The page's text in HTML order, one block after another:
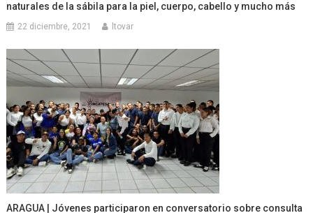
naturales de la sábila para la piel, cuerpo, cabello y mucho más
22 diciembre, 2021 ltovar
ARAGUA | Jóvenes participaron en conversatorio sobre consulta